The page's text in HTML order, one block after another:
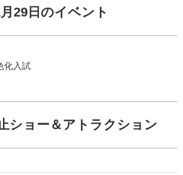
29日のイベント
化入試
ショー＆アトラクション